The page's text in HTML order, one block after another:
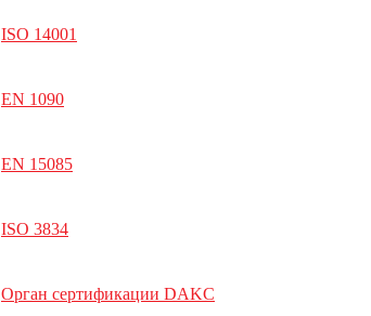
ISO 14001
EN 1090
EN 15085
ISO 3834
Орган сертификации DAKC